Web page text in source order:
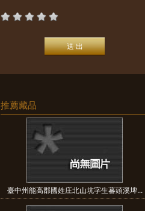
推薦藏品
臺中州能高郡國姓庄北山坑字生蕃頭溪埤...